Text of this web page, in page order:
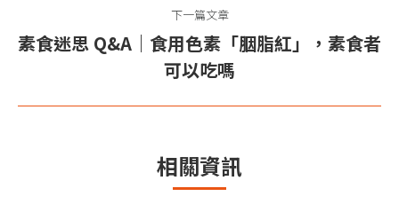
航
篇
文
章：
下一篇文章
下
一
篇
章：
素食迷思 Q&A｜食用色素「胭脂紅」，素食者
可以吃嗎
相關資訊